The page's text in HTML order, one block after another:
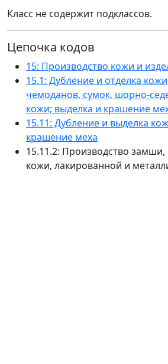
Класс не содержит подклассов.
Цепочка кодов
15: Производство кожи и
15.1: Дубление и отделка
чемоданов, сумок, шорно-
кожи; выделка и крашение
15.11: Дубление и выделка
крашение меха
15.11.2: Производство
кожи, лакированной и